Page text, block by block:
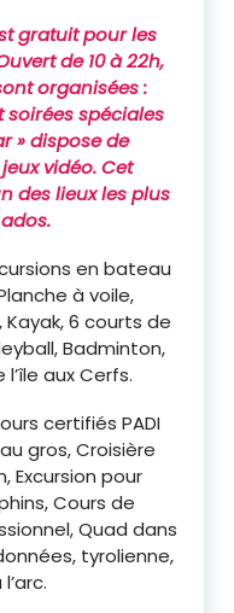
gratuit pour les
de 10 à 22h,
organisées :
soirées spéciales
» dispose de
vidéo. Cet
des lieux les plus
en bateau
à voile,
6 courts de
Badminton,
aux Cerfs.
certifiés PADI
gros, Croisière
Excursion pour
Cours de
Quad dans
tyrolienne,